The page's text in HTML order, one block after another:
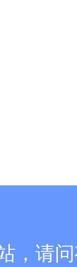
，请